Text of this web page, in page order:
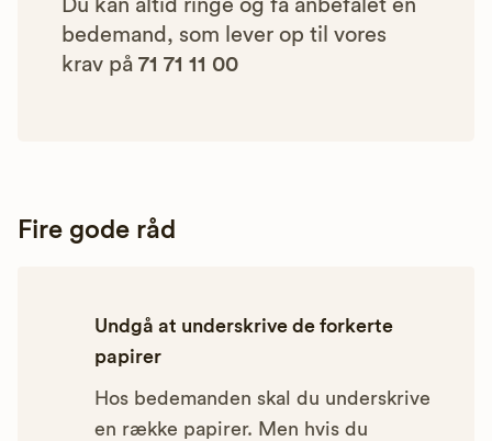
Du kan altid ringe og få anbefalet en
bedemand, som lever op til vores
krav på 71 71 11 00
Fire gode råd
Undgå at underskrive de forkerte
papirer
Hos bedemanden skal du underskrive
en række papirer. Men hvis du